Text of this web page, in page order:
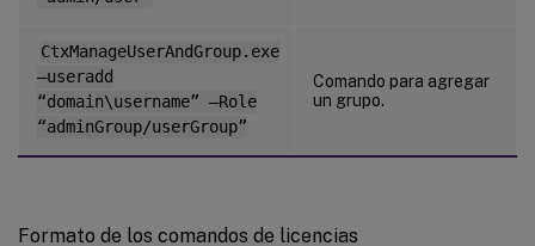
CtxManageUserAndGroup.exe
–useradd
“domain\username” –Role
“adminGroup/userGroup”
Comando para agregar
un grupo.
Formato de los comandos de licencias